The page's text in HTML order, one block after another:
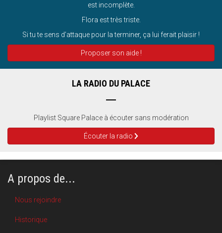
est incomplète.
Flora est très triste.
Si tu te sens d’attaque pour la terminer, ça lui ferait plaisir !
Proposer son aide !
LA RADIO DU PALACE
Playlist Square Palace à écouter sans modération
Écouter la radio
A propos de...
Nous rejoindre
Historique